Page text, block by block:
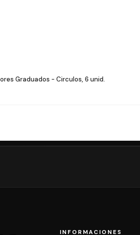
Graduados - Circulos, 6 unid.
INFORMACIONES